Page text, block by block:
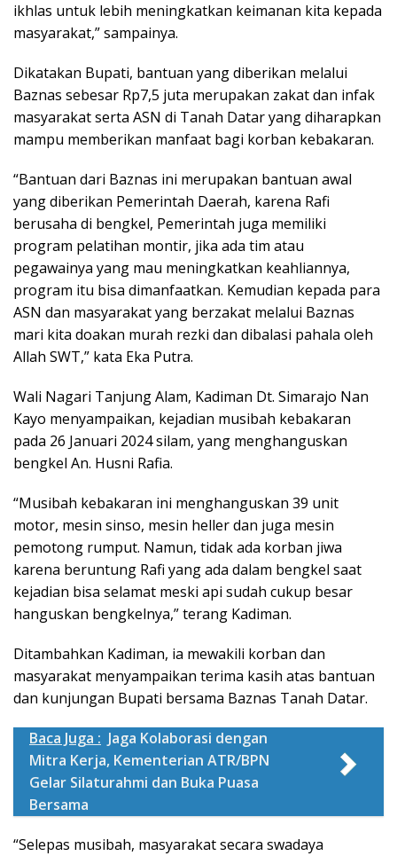
ikhlas untuk lebih meningkatkan keimanan kita kepada
masyarakat,” sampainya.
Dikatakan Bupati, bantuan yang diberikan melalui
Baznas sebesar Rp7,5 juta merupakan zakat dan infak
masyarakat serta ASN di Tanah Datar yang diharapkan
mampu memberikan manfaat bagi korban kebakaran.
“Bantuan dari Baznas ini merupakan bantuan awal
yang diberikan Pemerintah Daerah, karena Rafi
berusaha di bengkel, Pemerintah juga memiliki
program pelatihan montir, jika ada tim atau
pegawainya yang mau meningkatkan keahliannya,
program itu bisa dimanfaatkan. Kemudian kepada para
ASN dan masyarakat yang berzakat melalui Baznas
mari kita doakan murah rezki dan dibalasi pahala oleh
Allah SWT,” kata Eka Putra.
Wali Nagari Tanjung Alam, Kadiman Dt. Simarajo Nan
Kayo menyampaikan, kejadian musibah kebakaran
pada 26 Januari 2024 silam, yang menghanguskan
bengkel An. Husni Rafia.
“Musibah kebakaran ini menghanguskan 39 unit
motor, mesin sinso, mesin heller dan juga mesin
pemotong rumput. Namun, tidak ada korban jiwa
karena beruntung Rafi yang ada dalam bengkel saat
kejadian bisa selamat meski api sudah cukup besar
hanguskan bengkelnya,” terang Kadiman.
Ditambahkan Kadiman, ia mewakili korban dan
masyarakat menyampaikan terima kasih atas bantuan
dan kunjungan Bupati bersama Baznas Tanah Datar.
Baca Juga : Jaga Kolaborasi dengan
Mitra Kerja, Kementerian ATR/BPN
Gelar Silaturahmi dan Buka Puasa
Bersama
“Selepas musibah, masyarakat secara swadaya